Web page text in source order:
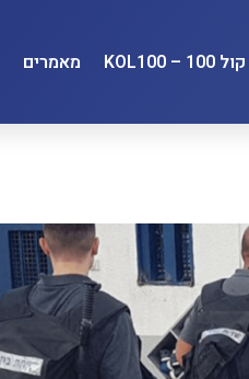
קול 100 – KOL100 מאמרים